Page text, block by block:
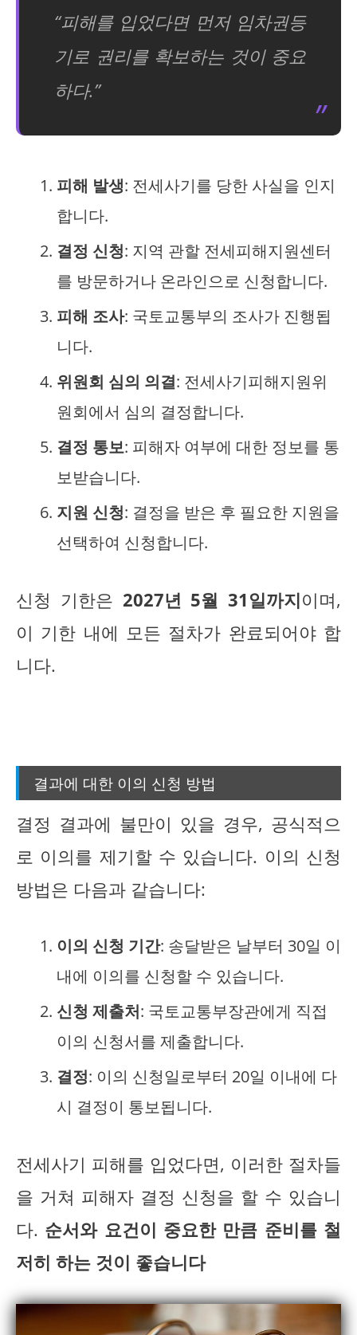
“피해를 입었다면 먼저 임차권등
기로 권리를 확보하는 것이 중요
하다.”
피해 발생: 전세사기를 당한 사실을 인지
합니다.
결정 신청: 지역 관할 전세피해지원센터
를 방문하거나 온라인으로 신청합니다.
피해 조사: 국토교통부의 조사가 진행됩
니다.
위원회 심의 의결: 전세사기피해지원위
원회에서 심의 결정합니다.
결정 통보: 피해자 여부에 대한 정보를 통
보받습니다.
지원 신청: 결정을 받은 후 필요한 지원을
선택하여 신청합니다.
신청 기한은 2027년 5월 31일까지이며,
이 기한 내에 모든 절차가 완료되어야 합
니다.
결과에 대한 이의 신청 방법
결정 결과에 불만이 있을 경우, 공식적으
로 이의를 제기할 수 있습니다. 이의 신청
방법은 다음과 같습니다:
이의 신청 기간: 송달받은 날부터 30일 이
내에 이의를 신청할 수 있습니다.
신청 제출처: 국토교통부장관에게 직접
이의 신청서를 제출합니다.
결정: 이의 신청일로부터 20일 이내에 다
시 결정이 통보됩니다.
전세사기 피해를 입었다면, 이러한 절차들
을 거쳐 피해자 결정 신청을 할 수 있습니
다. 순서와 요건이 중요한 만큼 준비를 철
저히 하는 것이 좋습니다